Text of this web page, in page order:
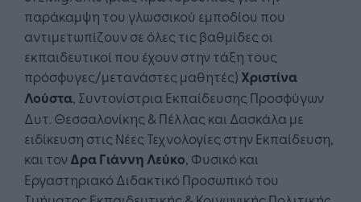
παράκαμψη του γλωσσικού εμποδίου που
αντιμετωπίζουν σε όλες τις βαθμίδες οι
εκπαιδευτικοί που έχουν στην τάξη τους
πρόσφυγες/μετανάστες μαθητές) Χριστίνα
Λούστα, Συντονίστρια Εκπαίδευσης Προσφύγων
Δυτ. Θεσσαλονίκης & Πέλλας και Δασκάλα με
ειδίκευση στις Νέες Τεχνολογίες στην Εκπαίδευση,
και τονΔραΓιάννη Λεύκο, Φυσικό και
Εργαστηριακό Διδακτικό Προσωπικό του